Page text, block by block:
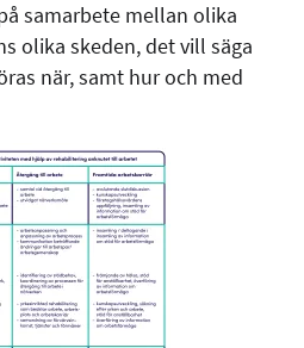
samarbete mellan olika
olika skeden, det vill säga
när, samt hur och med